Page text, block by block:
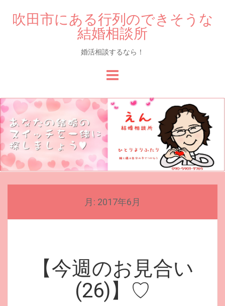
吹田市にある行列のできそうな
結婚相談所
婚活相談するなら！
to
content
月: 2017年6月
【今週のお見合い
(26)】♡